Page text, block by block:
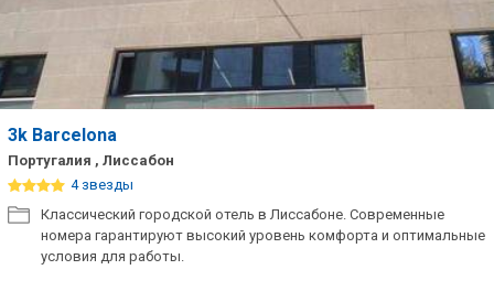
3k Barcelona
Португалия , Лиссабон
4 звезды
Классический городской отель в Лиссабоне. Современные
номера гарантируют высокий уровень комфорта и оптимальные
условия для работы.